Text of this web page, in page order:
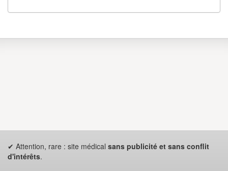
✔ Attention, rare : site médical sans publicité et sans conflit
d'intérêts.